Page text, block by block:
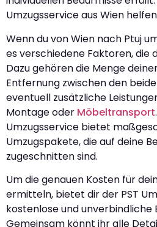
Umzugsservice aus Wien
Wenn du von Wien nach Ptuj
es verschiedene Faktoren, die
Dazu gehören die Menge
Entfernung zwischen den
eventuell zusätzliche
Montage oder Möbeltransport
Umzugsservice bietet
Umzugspakete, die auf deine
zugeschnitten sind.
Um die genauen Kosten für
ermitteln, bietet dir der PST
kostenlose und unverbindliche
Gemeinsam könnt ihr alle